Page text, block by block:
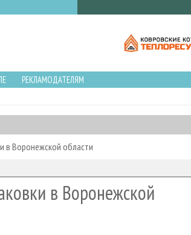
РЕКЛАМОДАТЕЛЯМ
в Воронежской области
в Воронежской